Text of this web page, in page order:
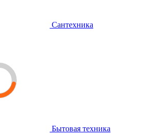
Сантехника
Бытовая техника